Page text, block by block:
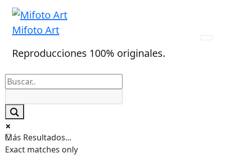
Skip
content
Mifoto Art
Reproducciones 100% originales.
Más Resultados...
Exact matches only